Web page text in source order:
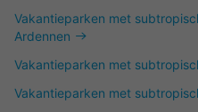
Vakantieparken met
Ardennen
Vakantieparken met
Vakantieparken met